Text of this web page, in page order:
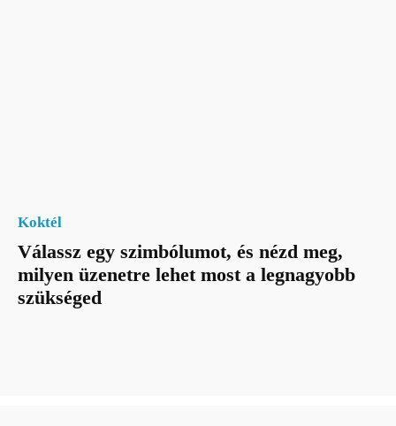
Koktél
Válassz egy szimbólumot, és nézd meg,
milyen üzenetre lehet most a legnagyobb
szükséged